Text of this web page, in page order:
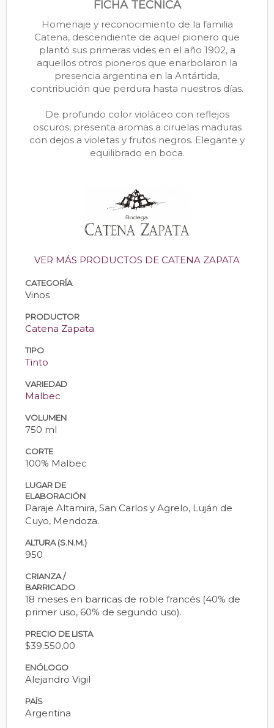
FICHA TÉCNICA
Homenaje y reconocimiento de la familia
Catena, descendiente de aquel pionero que
plantó sus primeras vides en el año 1902, a
aquellos otros pioneros que enarbolaron la
presencia argentina en la Antártida,
contribución que perdura hasta nuestros días.
De profundo color violáceo con reflejos
oscuros, presenta aromas a ciruelas maduras
con dejos a violetas y frutos negros. Elegante y
equilibrado en boca.
VER MÁS PRODUCTOS DE CATENA ZAPATA
CATEGORÍA
Vinos
PRODUCTOR
Catena Zapata
TIPO
Tinto
VARIEDAD
Malbec
VOLUMEN
750 ml
CORTE
100% Malbec
LUGAR DE
ELABORACIÓN
Paraje Altamira, San Carlos y Agrelo, Luján de
Cuyo, Mendoza.
ALTURA (S.N.M.)
950
CRIANZA /
BARRICADO
18 meses en barricas de roble francés (40% de
primer uso, 60% de segundo uso).
PRECIO DE LISTA
$39.550,00
ENÓLOGO
Alejandro Vigil
PAÍS
Argentina